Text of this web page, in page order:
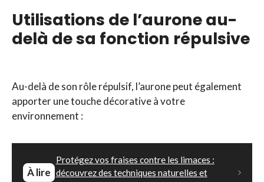
Utilisations de l’aurone au-
delà de sa fonction répulsive
Au-delà de son rôle répulsif, l’aurone peut également
apporter une touche décorative à votre
environnement :
À lire
Protégez vos fraises contre les limaces :
découvrez des techniques naturelles et